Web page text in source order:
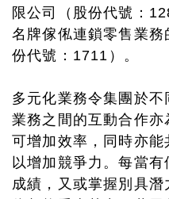
限公司（股份代號：
名牌傢俬連鎖零售業
份代號：1711）。
多元化業務令集團於
業務之間的互動合作
可增加效率，同時亦
以增加競爭力。每當
成績，又或掌握別具